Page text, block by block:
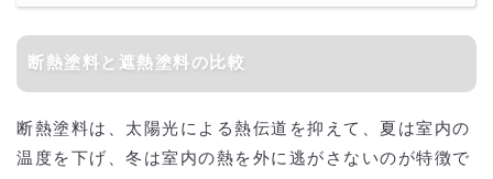
断熱塗料と遮熱塗料の比較
断熱塗料は、太陽光による熱伝道を抑えて、夏は室内の
温度を下げ、冬は室内の熱を外に逃がさないのが特徴で